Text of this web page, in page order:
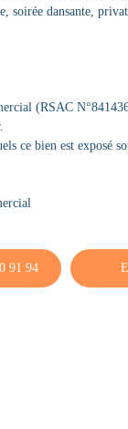
soirée dansante,
(RSAC
ce bien est exposé
91 94